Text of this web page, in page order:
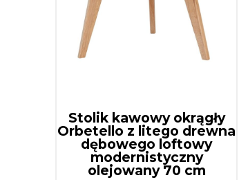
Stolik kawowy okrągły
Orbetello z litego drewna
dębowego loftowy
modernistyczny
olejowany 70 cm